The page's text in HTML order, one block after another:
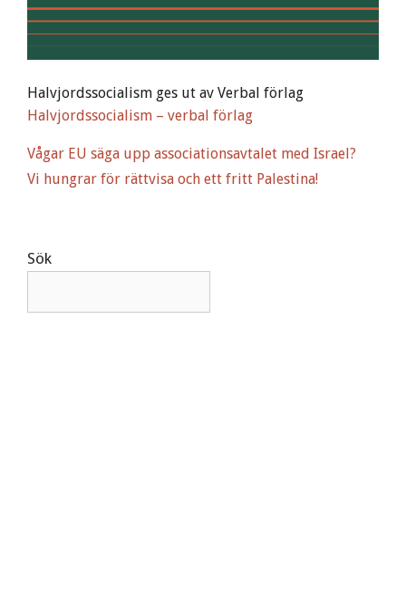
Halvjordssocialism ges ut av Verbal förlag
Halvjordssocialism – verbal förlag
Vågar EU säga upp associationsavtalet med Israel?
Vi hungrar för rättvisa och ett fritt Palestina!
Sök